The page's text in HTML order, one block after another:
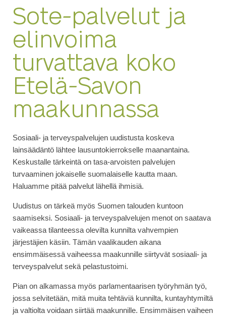
Sote-palvelut ja
elinvoima
turvattava koko
Etelä-Savon
maakunnassa
Sosiaali- ja terveyspalvelujen uudistusta koskeva
lainsäädäntö lähtee lausuntokierrokselle maanantaina.
Keskustalle tärkeintä on tasa-arvoisten palvelujen
turvaaminen jokaiselle suomalaiselle kautta maan.
Haluamme pitää palvelut lähellä ihmisiä.
Uudistus on tärkeä myös Suomen talouden kuntoon
saamiseksi. Sosiaali- ja terveyspalvelujen menot on saatava
vaikeassa tilanteessa olevilta kunnilta vahvempien
järjestäjien käsiin. Tämän vaalikauden aikana
ensimmäisessä vaiheessa maakunnille siirtyvät sosiaali- ja
terveyspalvelut sekä pelastustoimi.
Pian on alkamassa myös parlamentaarisen työryhmän työ,
jossa selvitetään, mitä muita tehtäviä kunnilta, kuntayhtymiltä
ja valtiolta voidaan siirtää maakunnille. Ensimmäisen vaiheen